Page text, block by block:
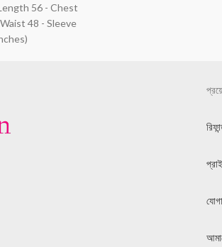
56 - Chest
48 - Sleeve